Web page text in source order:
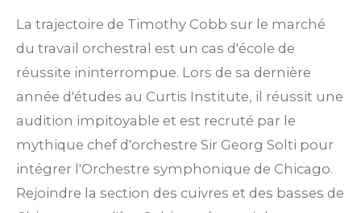
La trajectoire de Timothy Cobb sur le marché
du travail orchestral est un cas d'école de
réussite ininterrompue. Lors de sa dernière
année d'études au Curtis Institute, il réussit une
audition impitoyable et est recruté par le
mythique chef d'orchestre Sir Georg Solti pour
intégrer l'Orchestre symphonique de Chicago.
Rejoindre la section des cuivres et des basses de